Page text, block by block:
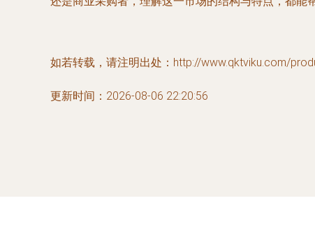
如若转载，请注明出处：http://www.qktviku.com/
更新时间：2026-08-06 22:20:56